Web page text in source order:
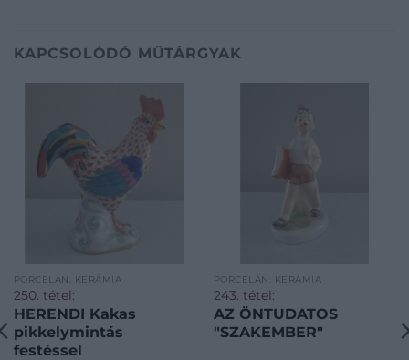
KAPCSOLÓDÓ MŰTÁRGYAK
PORCELÁN, KERÁMIA
250. tétel:
HERENDI Kakas
pikkelymintás
festéssel
PORCELÁN, KERÁMIA
243. tétel:
AZ ÖNTUDATOS
"SZAKEMBER"